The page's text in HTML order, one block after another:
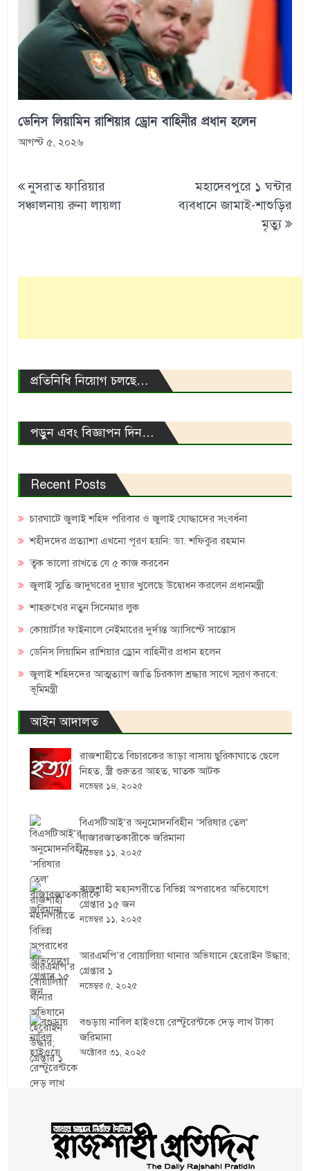
ডেনিস লিয়ামিন রাশিয়ার ড্রোন বাহিনীর প্রধান হলেন
আগস্ট ৫, ২০২৬
navigation
নুসরাত ফারিয়ার
সঞ্চালনায় রুনা লায়লা
মহাদেবপুরে ১ ঘন্টার
ব্যবধানে জামাই-শাশুড়ির
মৃত্যু
প্রতিনিধি নিয়োগ চলছে…
পড়ুন এবং বিজ্ঞাপন দিন…
Recent Posts
চারঘাটে জুলাই শহিদ পরিবার ও জুলাই যোদ্ধাদের সংবর্ধনা
শহীদদের প্রত্যাশা এখনো পূরণ হয়নি: ডা. শফিকুর রহমান
ত্বক ভালো রাখতে যে ৫ কাজ করবেন
জুলাই স্মৃতি জাদুঘরের দুয়ার খুলেছে উদ্বোধন করলেন প্রধানমন্ত্রী
শাহরুখের নতুন সিনেমার লুক
কোয়ার্টার ফাইনালে নেইমারের দুর্দান্ত অ্যাসিস্টে সান্তোস
ডেনিস লিয়ামিন রাশিয়ার ড্রোন বাহিনীর প্রধান হলেন
জুলাই শহিদদের আত্মত্যাগ জাতি চিরকাল শ্রদ্ধার সাথে স্মরণ করবে:
ভূমিমন্ত্রী
আইন আদালত
রাজশাহীতে বিচারকের ভাড়া বাসায় ছুরিকাঘাতে ছেলে
নিহত, স্ত্রী গুরুতর আহত, ঘাতক আটক
নভেম্বর ১৪, ২০২৫
বিএসটিআই’র অনুমোদনবিহীন ‘সরিষার তেল’
বাজারজাতকারীকে জরিমানা
নভেম্বর ১১, ২০২৫
রাজশাহী মহানগরীতে বিভিন্ন অপরাধের অভিযোগে
গ্রেপ্তার ১৫ জন
নভেম্বর ১১, ২০২৫
আরএমপি’র বোয়ালিয়া থানার অভিযানে হেরোইন উদ্ধার;
গ্রেপ্তার ১
নভেম্বর ৫, ২০২৫
বগুড়ায় নাবিল হাইওয়ে রেস্টুরেন্টকে দেড় লাখ টাকা
জরিমানা
অক্টোবর ৩১, ২০২৫